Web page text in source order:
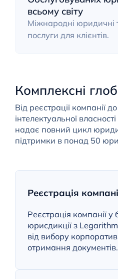
всьому світу
Міжнародні юридичні
послуги для клієнтів.
Комплексні
Від реєстрації компанії
інтелектуальної
надає повний цикл
підтримки в понад 50
Реєстрація
Реєстрація компанії у
юрисдикції з
від вибору
отримання документів.